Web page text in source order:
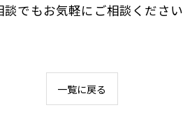
でもお気軽にご相談くださ
一覧に戻る